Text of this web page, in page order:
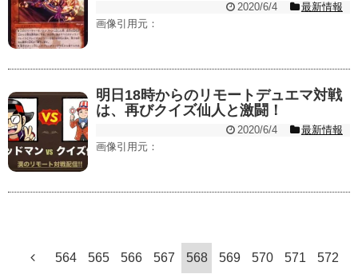
2020/6/4
最新情報
画像引用元：
明日18時からのリモートデュエマ対戦
は、再びクイズ仙人と激闘！
2020/6/4
最新情報
画像引用元：
564 565 566 567 568 569 570 571 572